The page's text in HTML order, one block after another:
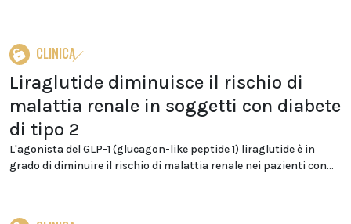
CLINICA
Liraglutide diminuisce il rischio di
malattia renale in soggetti con diabete
di tipo 2
L'agonista del GLP-1 (glucagon-like peptide 1) liraglutide è in
grado di diminuire il rischio di malattia renale nei pazienti con...